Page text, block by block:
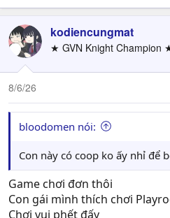
kodiencungmat
★ GVN Knight Champion
8/6/26
bloodomen nói:
Con này có coop ko ấy nhỉ để
Game chơi đơn thôi
Con gái mình thích chơi
Chơi vui phết đấy